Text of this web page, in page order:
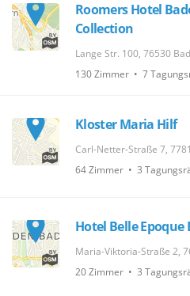
Roomers Hotel
Collection
Lange Str. 100, 76530
130 Zimmer • 7
Kloster Maria Hilf
Carl-Netter-Straße 7,
64 Zimmer • 3
Hotel Belle Epoque
Maria-Viktoria-Straße 2,
20 Zimmer • 3